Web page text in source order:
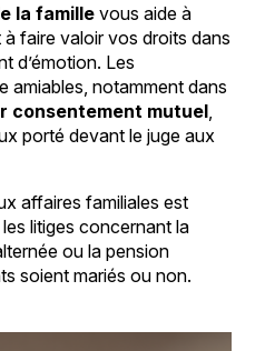
la famillevous aide à
faire valoir vos droits dans
d’émotion. Les
amiables, notamment dans
consentement mutuel,
porté devant le juge aux
affaires familiales est
litiges concernant la
ou la pension
soient mariés ou non.